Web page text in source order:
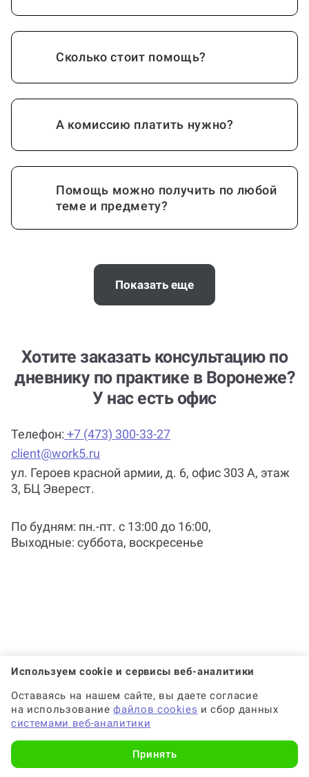
Сколько стоит помощь?
А комиссию платить нужно?
Помощь можно получить по любой
теме и предмету?
Помощь с услугой Дневник по
практике нужна срочно
(консультация по Дневнику по
Можно ли вернуть деньги?
Как работает гарантия?
Показать еще
Хотите заказать консультацию по
дневнику по практике в Воронеже?
У нас есть офис
Телефон: +7 (473) 300-33-27
client@work5.ru
ул. Героев красной армии, д. 6, офис 303 А, этаж
3, БЦ Эверест.
По будням: пн.-пт. c 13:00 до 16:00,
Выходные: суббота, воскресенье
Используем cookie и сервисы веб-аналитики
Оставаясь на нашем сайте, вы даете согласие
на использованиефайлов cookies и сбор данных
системами веб-аналитики
Принять